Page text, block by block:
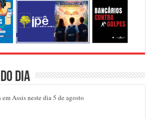
dia
Assis neste dia 5 de agosto